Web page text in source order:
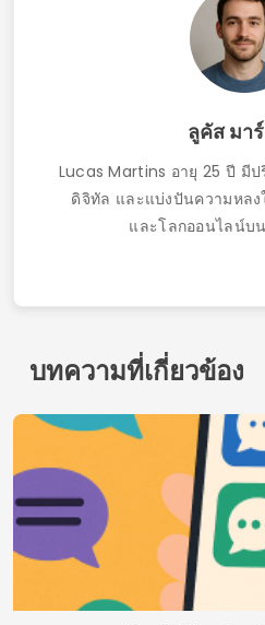
แอปแชท LGBTQ+ ที่ดีที่สุด
แอพหาคู่สำหรับคนเป็นหม้าย
ติดต่อ